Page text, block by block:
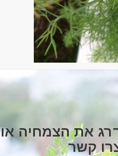
את הצמחיה או
קשר